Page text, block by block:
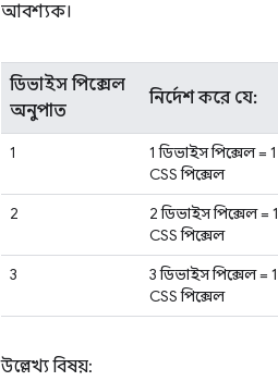
আবশ্যক।
ডিভাইস পিক্সেল
অনুপাত
নির্দেশ করে যে:
1
1 ডিভাইস পিক্সেল = 1
CSS পিক্সেল
2
2 ডিভাইস পিক্সেল = 1
CSS পিক্সেল
3
3 ডিভাইস পিক্সেল = 1
CSS পিক্সেল
উল্লেখ্য বিষয়: